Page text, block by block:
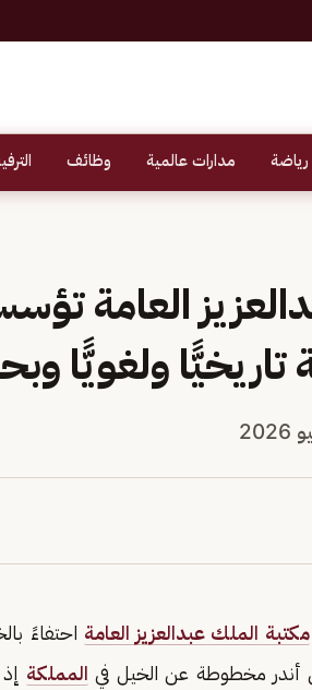
رياضة مدارات عالمية وظائف
العامة
ولغويًّا
مكتبة الملك عبدالعزيز العامة احتفاءً
أندر مخطوطة عن الخيل في المملكة